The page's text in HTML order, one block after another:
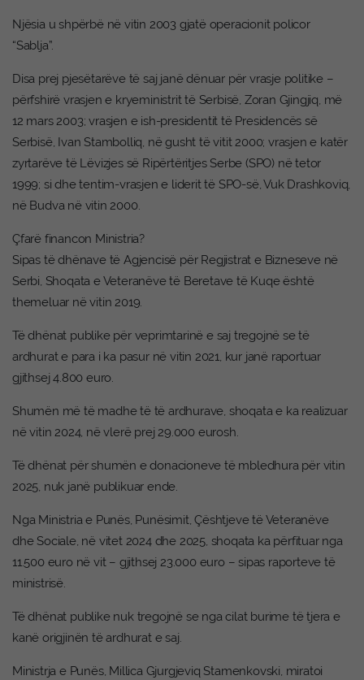
Njësia u shpërbë në vitin 2003 gjatë operacionit policor
“Sablja”.
Disa prej pjesëtarëve të saj janë dënuar për vrasje politike –
përfshirë vrasjen e kryeministrit të Serbisë, Zoran Gjingjiq, më
12 mars 2003; vrasjen e ish-presidentit të Presidencës së
Serbisë, Ivan Stambolliq, në gusht të vitit 2000; vrasjen e katër
zyrtarëve të Lëvizjes së Ripërtëritjes Serbe (SPO) në tetor
1999; si dhe tentim-vrasjen e liderit të SPO-së, Vuk Drashkoviq,
në Budva në vitin 2000.
Çfarë financon Ministria?
Sipas të dhënave të Agjencisë për Regjistrat e Bizneseve në
Serbi, Shoqata e Veteranëve të Beretave të Kuqe është
themeluar në vitin 2019.
Të dhënat publike për veprimtarinë e saj tregojnë se të
ardhurat e para i ka pasur në vitin 2021, kur janë raportuar
gjithsej 4.800 euro.
Shumën më të madhe të të ardhurave, shoqata e ka realizuar
në vitin 2024, në vlerë prej 29.000 eurosh.
Të dhënat për shumën e donacioneve të mbledhura për vitin
2025, nuk janë publikuar ende.
Nga Ministria e Punës, Punësimit, Çështjeve të Veteranëve
dhe Sociale, në vitet 2024 dhe 2025, shoqata ka përfituar nga
11.500 euro në vit – gjithsej 23.000 euro – sipas raporteve të
ministrisë.
Të dhënat publike nuk tregojnë se nga cilat burime të tjera e
kanë origjinën të ardhurat e saj.
Ministrja e Punës, Millica Gjurgjeviq Stamenkovski, miratoi